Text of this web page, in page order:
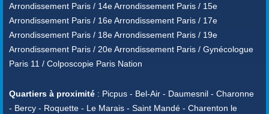
Arrondissement Paris / 14e Arrondissement Paris / 15e
Arrondissement Paris / 16e Arrondissement Paris / 17e
Arrondissement Paris / 18e Arrondissement Paris / 19e
Arrondissement Paris / 20e Arrondissement Paris / Gynécologue
Paris 11 / Colposcopie Paris Nation
Quartiers à proximité : Picpus - Bel-Air - Daumesnil - Charonne
- Bercy - Roquette - Le Marais - Saint Mandé - Charenton le